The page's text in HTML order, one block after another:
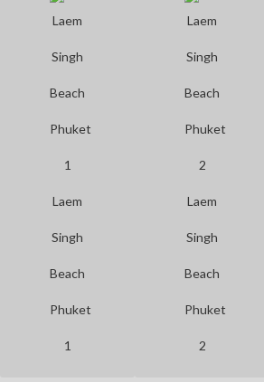
Laem
Singh
Beach
Phuket
1
Laem
Singh
Beach
Phuket
2